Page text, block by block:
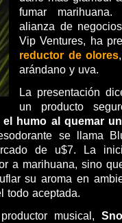
fumar
alianza de
Vip Ventures, ha
reductor de olores
arándano y uva.
La presentación
un producto
el humo al quemar
se llama
de u$7. La
a marihuana, sino
su aroma en
todo aceptada.
musical,